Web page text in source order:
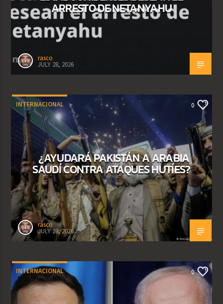
ARRESTO DE NETANYAHU
rasco
JULY 28, 2026
INTERNACIONAL 0
¿AYUDARÁ PAKISTÁN A ARABIA
SAUDÍ CONTRA ATAQUES HUTÍES?
rasco
JULY 28, 2026
INTERNACIONAL 0